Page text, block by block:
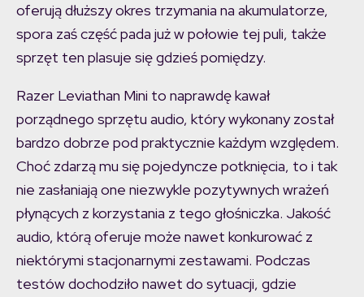
oferują dłuższy okres trzymania na akumulatorze,
spora zaś część pada już w połowie tej puli, także
sprzęt ten plasuje się gdzieś pomiędzy.
Razer Leviathan Mini to naprawdę kawał
porządnego sprzętu audio, który wykonany został
bardzo dobrze pod praktycznie każdym względem.
Choć zdarzą mu się pojedyncze potknięcia, to i tak
nie zasłaniają one niezwykle pozytywnych wrażeń
płynących z korzystania z tego głośniczka. Jakość
audio, którą oferuje może nawet konkurować z
niektórymi stacjonarnymi zestawami. Podczas
testów dochodziło nawet do sytuacji, gdzie